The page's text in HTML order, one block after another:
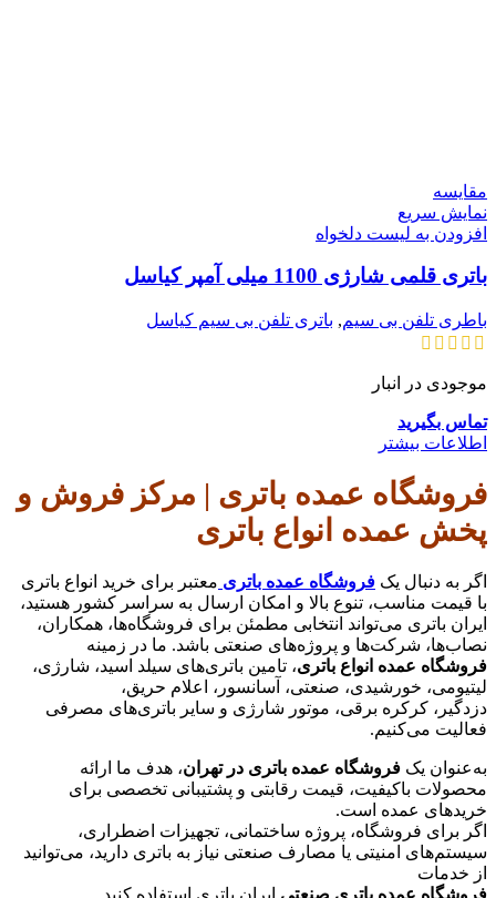
مقایسه
نمایش سریع
افزودن به لیست دلخواه
باتری قلمی شارژی 1100 میلی آمپر کیاسل
باطری تلفن بی سیم, باتری تلفن بی سیم کیاسل
موجودی در انبار
تماس بگیرید
اطلاعات بیشتر
فروشگاه عمده باتری | مرکز فروش و
پخش عمده انواع باتری
اگر به دنبال یک فروشگاه عمده باتری معتبر برای خرید انواع باتری
با قیمت مناسب، تنوع بالا و امکان ارسال به سراسر کشور هستید،
ایران باتری می‌تواند انتخابی مطمئن برای فروشگاه‌ها، همکاران،
نصاب‌ها، شرکت‌ها و پروژه‌های صنعتی باشد. ما در زمینه
فروشگاه عمده انواع باتری، تامین باتری‌های سیلد اسید، شارژی،
لیتیومی، خورشیدی، صنعتی، آسانسور، اعلام حریق،
دزدگیر، کرکره برقی، موتور شارژی و سایر باتری‌های مصرفی
فعالیت می‌کنیم.
به‌عنوان یک فروشگاه عمده باتری در تهران، هدف ما ارائه
محصولات باکیفیت، قیمت رقابتی و پشتیبانی تخصصی برای
خریدهای عمده است.
اگر برای فروشگاه، پروژه ساختمانی، تجهیزات اضطراری،
سیستم‌های امنیتی یا مصارف صنعتی نیاز به باتری دارید، می‌توانید
از خدمات
فروشگاه عمده باتری صنعتی ایران باتری استفاده کنید.